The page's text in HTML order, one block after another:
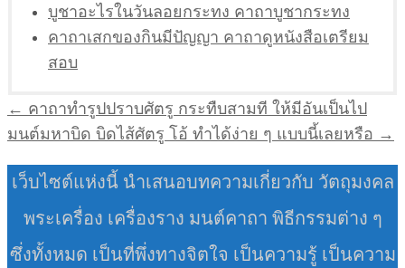
บูชาอะไรในวันลอยกระทง คาถาบูชากระทง
คาถาเสกของกินมีปัญญา คาถาดูหนังสือเตรียม
สอบ
แนะแนว
เรื่อง
← คาถาทำรูปปราบศัตรู กระทืบสามที ให้มีอันเป็นไป
มนต์มหาบิด บิดไส้ศัตรู โอ้ ทำได้ง่าย ๆ แบบนี้เลยหรือ →
เว็บไซต์แห่งนี้ นำเสนอบทความเกี่ยวกับ วัตถุมงคล
พระเครื่อง เครื่องราง มนต์คาถา พิธีกรรมต่าง ๆ
ซึ่งทั้งหมด เป็นที่พึ่งทางจิตใจ เป็นความรู้ เป็นความ